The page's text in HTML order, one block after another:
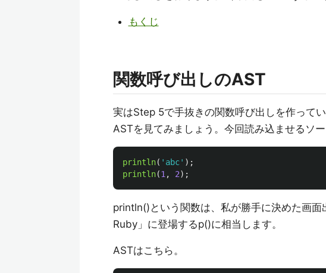
もくじ
関数呼び出しのAST
実はStep 5で手抜きの関数呼び出しを作って
ASTを見てみましょう。今回読み込ませるソー
println( ' abc' );
println(1 , 2);
println()という関数は、私が勝手に決めた画
Ruby」に登場するp()に相当します。
ASTはこちら。